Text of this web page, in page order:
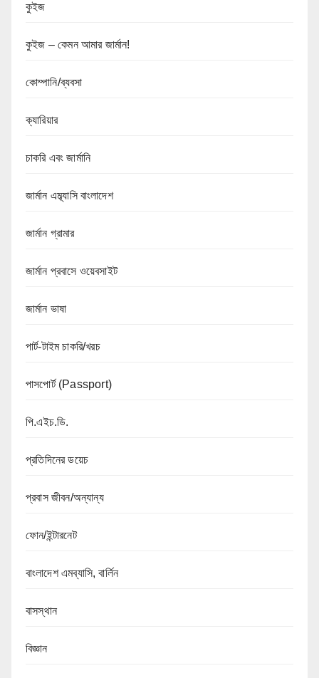
কুইজ
কুইজ – কেমন আমার জার্মান!
কোম্পানি/ব্যবসা
ক্যারিয়ার
চাকরি এবং জার্মানি
জার্মান এম্ব্যাসি বাংলাদেশ
জার্মান গ্রামার
জার্মান প্রবাসে ওয়েবসাইট
জার্মান ভাষা
পার্ট-টাইম চাকরি/খরচ
পাসপোর্ট (Passport)
পি.এইচ.ডি.
প্রতিদিনের ডয়েচ
প্রবাস জীবন/অন্যান্য
ফোন/ইন্টারনেট
বাংলাদেশ এমব্যাসি, বার্লিন
বাসস্থান
বিজ্ঞান